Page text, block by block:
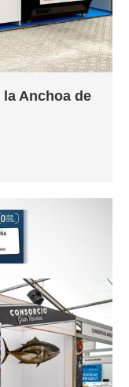
Anchoa de